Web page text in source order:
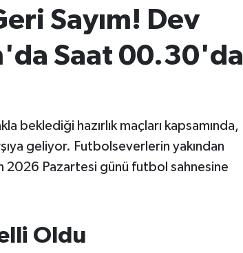
Sayım! Dev
Saat 00.30'da
beklediği hazırlık maçları kapsamında,
geliyor. Futbolseverlerin yakından
2026 Pazartesi günü futbol sahnesine
Oldu